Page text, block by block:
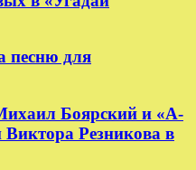
песню для
Боярский и «А-
Виктора Резникова в